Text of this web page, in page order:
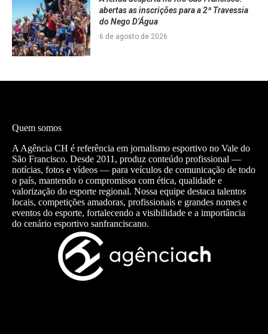
abertas as inscrições para a 2ª Travessia
do Nego D’Água
6 de agosto de 2026
Quem somos
A Agência CH é referência em jornalismo esportivo no Vale do
São Francisco. Desde 2011, produz conteúdo profissional —
notícias, fotos e vídeos — para veículos de comunicação de todo
o país, mantendo o compromisso com ética, qualidade e
valorização do esporte regional. Nossa equipe destaca talentos
locais, competições amadoras, profissionais e grandes nomes e
eventos do esporte, fortalecendo a visibilidade e a importância
do cenário esportivo sanfranciscano.